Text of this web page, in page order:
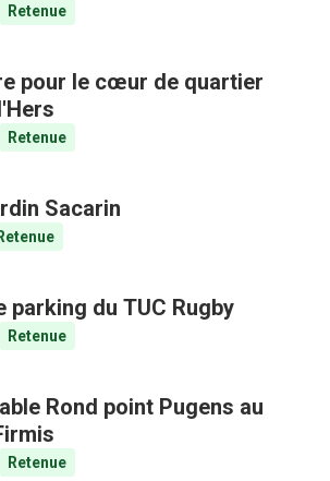
Retenue
pour le cœur de quartier
Retenue
Sacarin
Retenue
parking du TUC Rugby
Retenue
Rond point Pugens au
Retenue